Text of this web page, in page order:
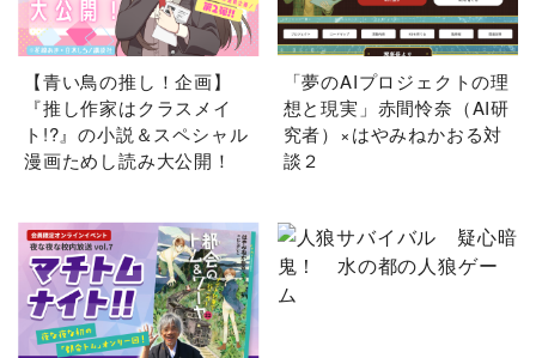
【青い鳥の推し！企画】
『推し作家はクラスメイ
ト!?』の小説＆スペシャル
漫画ためし読み大公開！
「夢のAIプロジェクトの理
想と現実」赤間怜奈（AI研
究者）×はやみねかおる対
談２